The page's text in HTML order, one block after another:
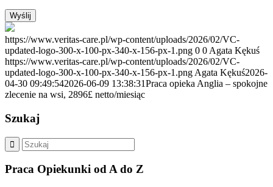
Wyślij
https://www.veritas-care.pl/wp-content/uploads/2026/02/VC-
updated-logo-300-x-100-px-340-x-156-px-1.png 0 0 Agata Kękuś
https://www.veritas-care.pl/wp-content/uploads/2026/02/VC-
updated-logo-300-x-100-px-340-x-156-px-1.png Agata Kękuś2026-
04-30 09:49:542026-06-09 13:38:31Praca opieka Anglia – spokojne
zlecenie na wsi, 2896£ netto/miesiąc
Szukaj
Praca Opiekunki od A do Z